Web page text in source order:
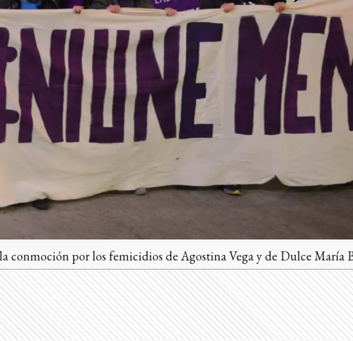
conmoción por los femicidios de Agostina Vega y de Dulce María